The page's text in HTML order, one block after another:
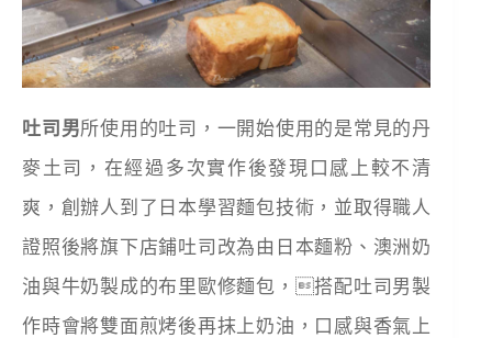
吐司男所使用的吐司，一開始使用的是常見的丹
麥土司，在經過多次實作後發現口感上較不清
爽，創辦人到了日本學習麵包技術，並取得職人
證照後將旗下店鋪吐司改為由日本麵粉、澳洲奶
油與牛奶製成的布里歐修麵包，搭配吐司男製
作時會將雙面煎烤後再抹上奶油，口感與香氣上